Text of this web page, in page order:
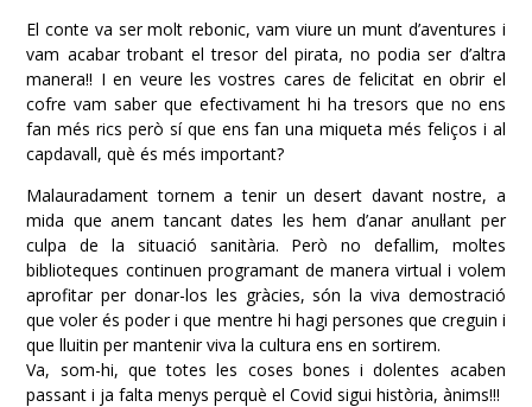
El conte va ser molt rebonic, vam viure un munt d’aventures i
vam acabar trobant el tresor del pirata, no podia ser d’altra
manera!! I en veure les vostres cares de felicitat en obrir el
cofre vam saber que efectivament hi ha tresors que no ens
fan més rics però sí que ens fan una miqueta més feliços i al
capdavall, què és més important?
Malauradament tornem a tenir un desert davant nostre, a
mida que anem tancant dates les hem d’anar anul·lant per
culpa de la situació sanitària. Però no defallim, moltes
biblioteques continuen programant de manera virtual i volem
aprofitar per donar-los les gràcies, són la viva demostració
que voler és poder i que mentre hi hagi persones que creguin i
que lluitin per mantenir viva la cultura ens en sortirem.
Va, som-hi, que totes les coses bones i dolentes acaben
passant i ja falta menys perquè el Covid sigui història, ànims!!!